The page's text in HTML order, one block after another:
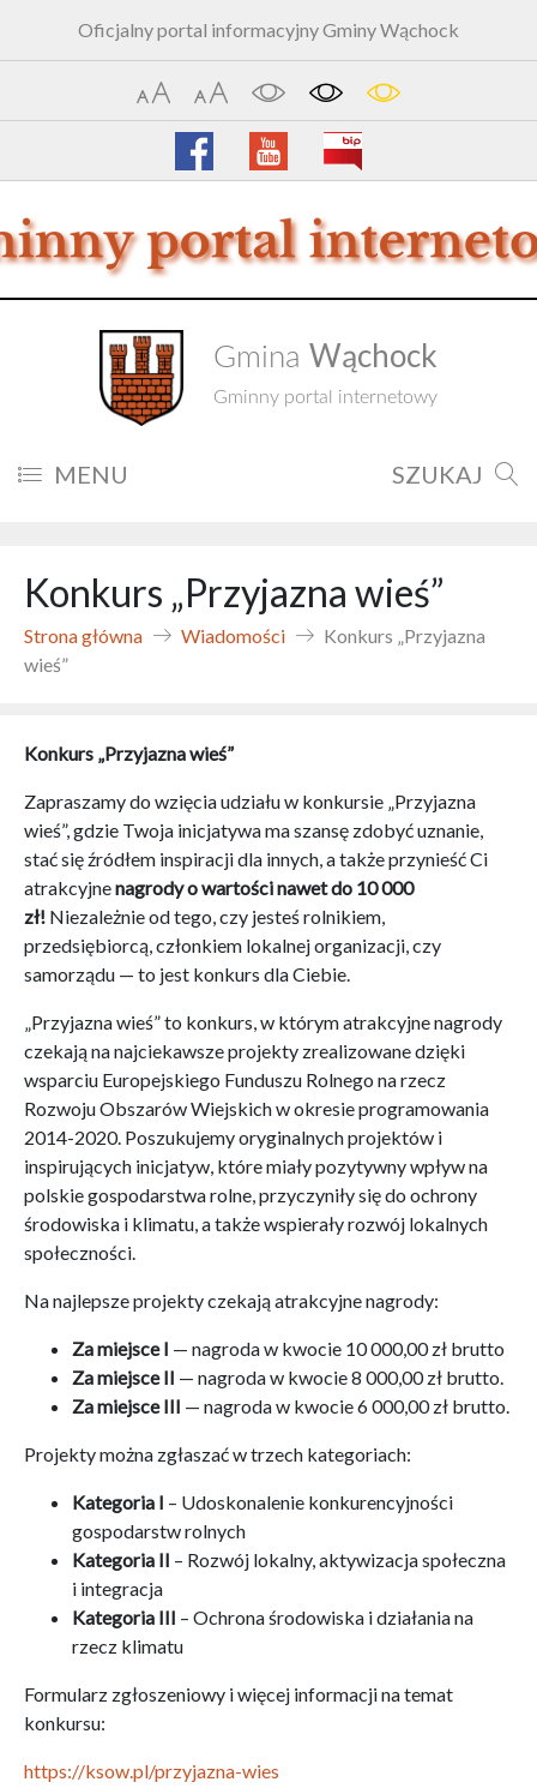
Oficjalny portal informacyjny Gminy Wąchock
Gmina Wąchock
Gminny portal internetowy
MENU SZUKAJ
Konkurs „Przyjazna wieś”
Strona główna Wiadomości
Konkurs „Przyjazna
wieś”
Konkurs „Przyjazna wieś”
Zapraszamy do wzięcia udziału w konkursie „Przyjazna
wieś”, gdzie Twoja inicjatywa ma szansę zdobyć uznanie,
stać się źródłem inspiracji dla innych, a także przynieść Ci
atrakcyjnenagrody o wartości nawet do 10 000
zł! Niezależnie od tego, czy jesteś rolnikiem,
przedsiębiorcą, członkiem lokalnej organizacji, czy
samorządu — to jest konkurs dla Ciebie.
„Przyjazna wieś” to konkurs, w którym atrakcyjne nagrody
czekają na najciekawsze projekty zrealizowane dzięki
wsparciu Europejskiego Funduszu Rolnego na rzecz
Rozwoju Obszarów Wiejskich w okresie programowania
2014-2020. Poszukujemy oryginalnych projektów i
inspirujących inicjatyw, które miały pozytywny wpływ na
polskie gospodarstwa rolne, przyczyniły się do ochrony
środowiska i klimatu, a także wspierały rozwój lokalnych
społeczności.
Na najlepsze projekty czekają atrakcyjne nagrody:
Za miejsce I — nagroda w kwocie 10 000,00 zł brutto
Za miejsce II — nagroda w kwocie 8 000,00 zł brutto.
Za miejsce III — nagroda w kwocie 6 000,00 zł brutto.
Projekty można zgłaszać w trzech kategoriach:
Kategoria I – Udoskonalenie konkurencyjności
gospodarstw rolnych
Kategoria II – Rozwój lokalny, aktywizacja społeczna
i integracja
Kategoria III – Ochrona środowiska i działania na
rzecz klimatu
Formularz zgłoszeniowy i więcej informacji na temat
konkursu:
https://ksow.pl/przyjazna-wies